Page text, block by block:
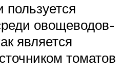
пользуется
овощеводов-
является
томатов